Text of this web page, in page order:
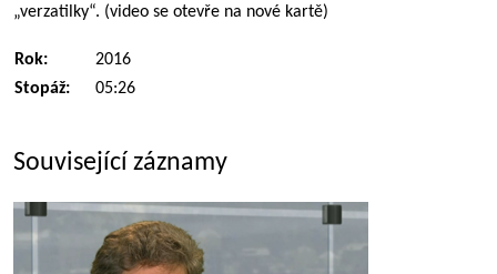
„verzatilky“. (video se otevře na nové kartě)
Rok:
2016
Stopáž:
05:26
Související záznamy